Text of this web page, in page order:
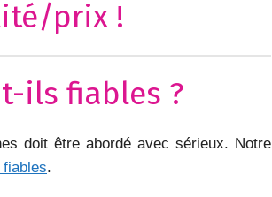
prix !
ils fiables ?
doit être abordé avec sérieux. Notre
.